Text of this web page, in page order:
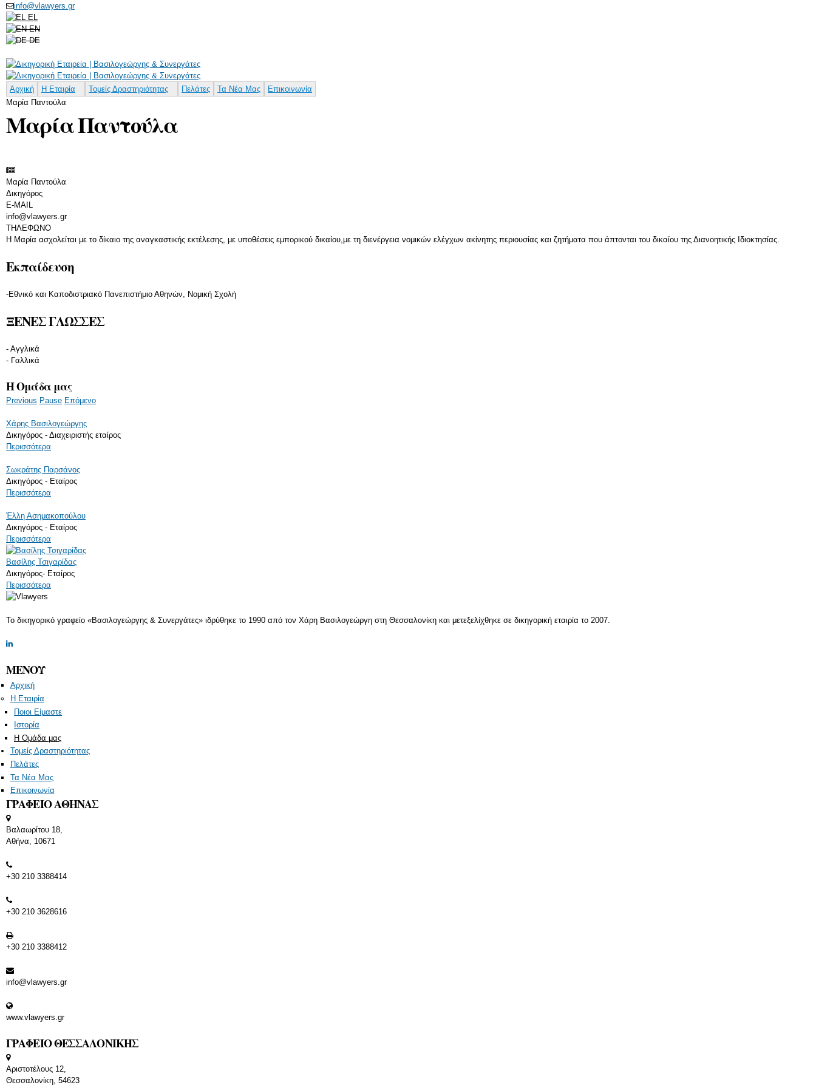
info@vlawyers.gr
EL
EN
DE
Αρχική Η Εταιρία Τομείς Δραστηριότητας Πελάτες Τα Νέα Μας
Επικοινωνία
Μαρία Παντούλα
Μαρία Παντούλα
Μαρία Παντούλα
Δικηγόρος
E-MAIL
info@vlawyers.gr
ΤΗΛΕΦΩΝΟ
Η Μαρία ασχολείται με το δίκαιο της αναγκαστικής εκτέλεσης, με υποθέσεις εμπορικού δικαίου,με τη διενέργεια νομικών ελέγχων ακίνητης περιουσίας και ζητήματα που άπτονται του δικαίου της Διανοητικής Ιδιοκτησίας.
Εκπαίδευση
-Εθνικό και Καποδιστριακό Πανεπιστήμιο Αθηνών, Νομική Σχολή
ΞΕΝΕΣ ΓΛΩΣΣΕΣ
- Αγγλικά
- Γαλλικά
Η Ομάδα μας
Previous Pause Επόμενο
Χάρης Βασιλογεώργης
Δικηγόρος - Διαχειριστής εταίρος
Περισσότερα
Σωκράτης Παρσάνος
Δικηγόρος - Εταίρος
Περισσότερα
Έλλη Ασημακοπούλου
Δικηγόρος - Εταίρος
Περισσότερα
Βασίλης Τσιγαρίδας
Δικηγόρος- Εταίρος
Περισσότερα
Το δικηγορικό γραφείο «Βασιλογεώργης & Συνεργάτες» ιδρύθηκε το 1990 από τον Χάρη Βασιλογεώργη στη Θεσσαλονίκη και μετεξελίχθηκε σε δικηγορική εταιρία το 2007.
ΜΕΝΟΥ
Αρχική
Η Εταιρία
Ποιοι Είμαστε
Ιστορία
Η Ομάδα μας
Τομείς Δραστηριότητας
Πελάτες
Τα Νέα Μας
Επικοινωνία
ΓΡΑΦΕΙΟ ΑΘΗΝΑΣ
Βαλαωρίτου 18,
Αθήνα, 10671
+30 210 3388414
+30 210 3628616
+30 210 3388412
info@vlawyers.gr
www.vlawyers.gr
ΓΡΑΦΕΙΟ ΘΕΣΣΑΛΟΝΙΚΗΣ
Αριστοτέλους 12,
Θεσσαλονίκη, 54623